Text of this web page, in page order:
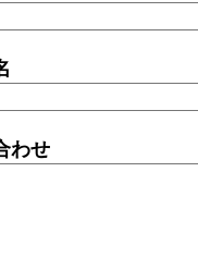
わせ